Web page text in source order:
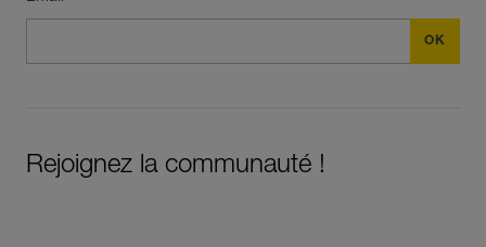
Rejoignez la communauté !